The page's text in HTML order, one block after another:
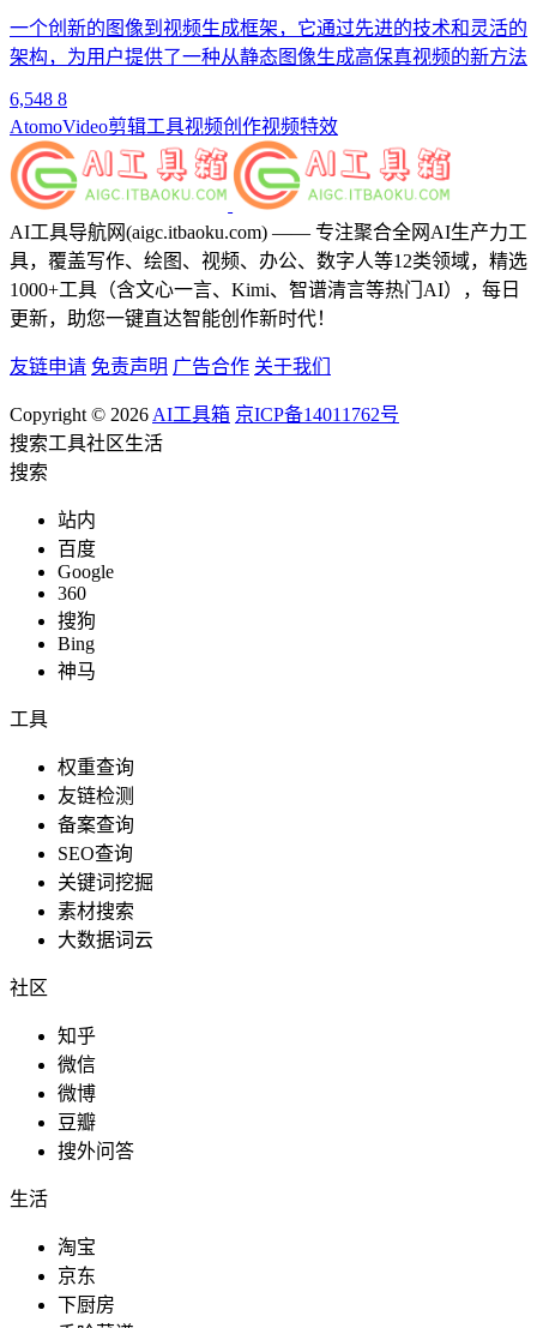
一个创新的图像到视频生成框架，它通过先进的技术和灵活的
架构，为用户提供了一种从静态图像生成高保真视频的新方法
6,548 8
AtomoVideo剪辑工具视频创作视频特效
AI工具导航网(aigc.itbaoku.com) —— 专注聚合全网AI生产力工
具，覆盖写作、绘图、视频、办公、数字人等12类领域，精选
1000+工具（含文心一言、Kimi、智谱清言等热门AI），每日
更新，助您一键直达智能创作新时代！
友链申请 免责声明 广告合作 关于我们
Copyright © 2026 AI工具箱 京ICP备14011762号
搜索工具社区生活
搜索
站内
百度
Google
360
搜狗
Bing
神马
工具
权重查询
友链检测
备案查询
SEO查询
关键词挖掘
素材搜索
大数据词云
社区
知乎
微信
微博
豆瓣
搜外问答
生活
淘宝
京东
下厨房